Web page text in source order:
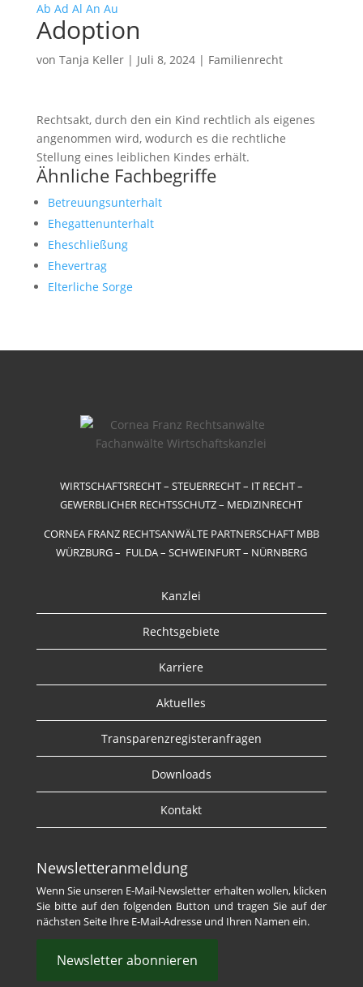
Ab Ad Al An Au
Adoption
von Tanja Keller| Juli 8, 2024| Familienrecht
Rechtsakt, durch den ein Kind rechtlich als eigenes
angenommen wird, wodurch es die rechtliche
Stellung eines leiblichen Kindes erhält.
Ähnliche Fachbegriffe
Betreuungsunterhalt
Ehegattenunterhalt
Eheschließung
Ehevertrag
Elterliche Sorge
WIRTSCHAFTSRECHT – STEUERRECHT – IT RECHT –
GEWERBLICHER RECHTSSCHUTZ – MEDIZINRECHT
CORNEA FRANZ RECHTSANWÄLTE PARTNERSCHAFT MBB
WÜRZBURG – FULDA – SCHWEINFURT – NÜRNBERG
Kanzlei
Rechtsgebiete
Karriere
Aktuelles
Transparenzregisteranfragen
Downloads
Kontakt
Newsletteranmeldung
Wenn Sie unseren E-Mail-Newsletter erhalten wollen, klicken
Sie bitte auf den folgenden Button und tragen Sie auf der
nächsten Seite Ihre E-Mail-Adresse und Ihren Namen ein.
Newsletter abonnieren